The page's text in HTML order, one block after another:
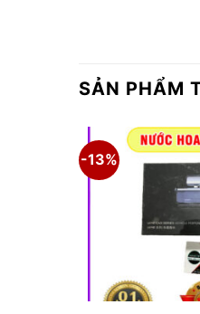
SẢN PHẨM
-13%